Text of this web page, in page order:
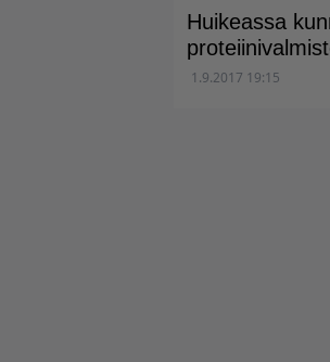
Huikeassa
1.9.2017 19:15